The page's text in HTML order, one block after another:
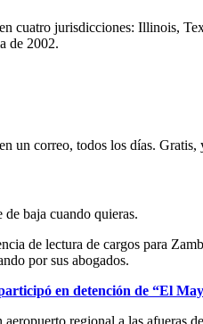
cuatro jurisdicciones: Illinois,
de 2002.
un correo, todos los días. Gratis,
de baja cuando quieras.
de lectura de cargos para
por sus abogados.
en detención de “El